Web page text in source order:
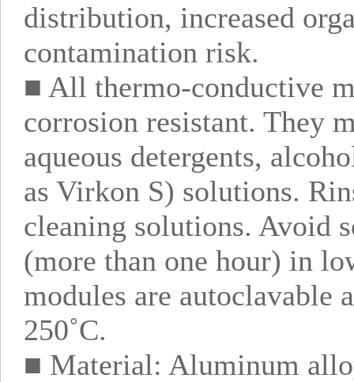
distribution, increased
contamination risk.
■ All thermo-conductive
corrosion resistant. They
aqueous detergents,
as Virkon S) solutions.
cleaning solutions. Avoid
(more than one hour) in
modules are autoclavable
250˚C.
■ Material: Aluminum